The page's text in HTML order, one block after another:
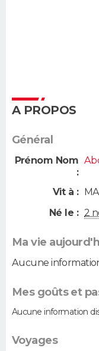
A PROPOS
Général
Prénom Nom
:
Vit à :
Né le : 2
Ma vie
Aucune
Mes goûts et
Aucune information
Voyages